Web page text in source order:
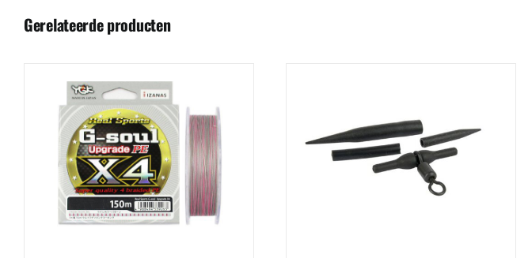
Gerelateerde producten